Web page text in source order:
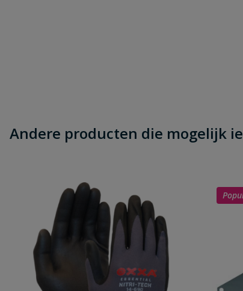
Andere producten die mogelijk